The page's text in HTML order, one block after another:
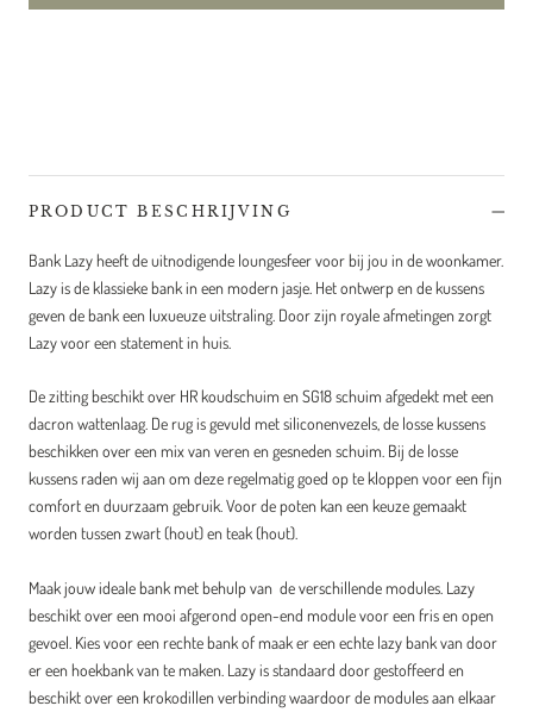
PRODUCT BESCHRIJVING
Bank Lazy heeft de uitnodigende loungesfeer voor bij jou in de woonkamer.
Lazy is de klassieke bank in een modern jasje. Het ontwerp en de kussens
geven de bank een luxueuze uitstraling. Door zijn royale afmetingen zorgt
Lazy voor een statement in huis.
De zitting beschikt over HR koudschuim en SG18 schuim afgedekt met een
dacron wattenlaag. De rug is gevuld met siliconenvezels, de losse kussens
beschikken over een mix van veren en gesneden schuim. Bij de losse
kussens raden wij aan om deze regelmatig goed op te kloppen voor een fijn
comfort en duurzaam gebruik. Voor de poten kan een keuze gemaakt
worden tussen zwart (hout) en teak (hout).
Maak jouw ideale bank met behulp van de verschillende modules. Lazy
beschikt over een mooi afgerond open-end module voor een fris en open
gevoel. Kies voor een rechte bank of maak er een echte lazy bank van door
er een hoekbank van te maken. Lazy is standaard door gestoffeerd en
beschikt over een krokodillen verbinding waardoor de modules aan elkaar